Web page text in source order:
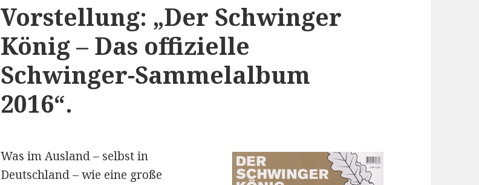
Vorstellung: „Der Schwinger
König – Das offizielle
Schwinger-Sammelalbum
2016“.
Was im Ausland – selbst in
Deutschland – wie eine große